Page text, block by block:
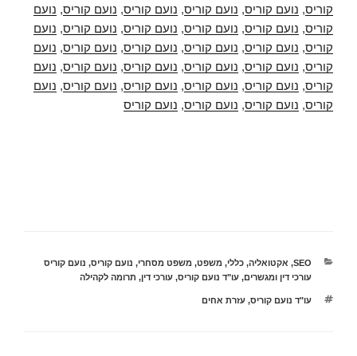
קוריס, נועם קוריס, נועם קוריס, נועם קוריס, נועם קוריס, נועם
קוריס, נועם קוריס, נועם קוריס, נועם קוריס, נועם קוריס, נועם
קוריס, נועם קוריס, נועם קוריס, נועם קוריס, נועם קוריס, נועם
קוריס, נועם קוריס, נועם קוריס, נועם קוריס, נועם קוריס, נועם
קוריס, נועם קוריס, נועם קוריס, נועם קוריס, נועם קוריס, נועם
קוריס, נועם קוריס, נועם קוריס, נועם קוריס
קטגוריות
SEO
, אקטואליה,כללי, משפט, משפט מסחרי, נועם קוריס, נועם קוריס
עורכי דין ומגשרים,עו"ד נועם קוריס,עורכי דין, תרומה לקהילה
תגיות
עו"ד נועם קוריס,עזרת אחים